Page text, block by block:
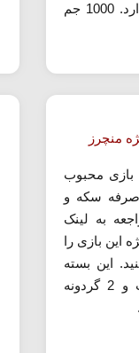
نیازی به کد تخفیف هزار جم ندارد. 1000 جم
بازی محبوب
صرفه سکه و
به لینک
این بازی را
کنید. این بسته
شامل 70 هزار سکه، یک بمب و 2 گردونه